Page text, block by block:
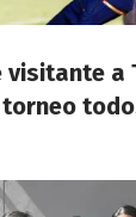
visitante a